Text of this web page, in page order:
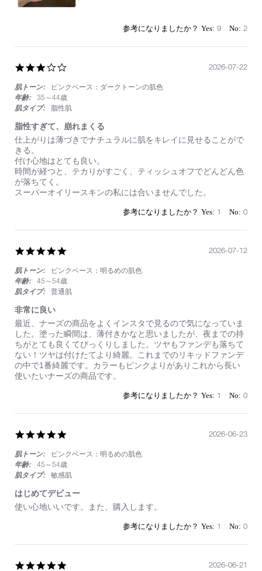
9 2
rating
肌トーン:
ピンクベース：ダークトーンの肌色
年齢:
35～44歳
肌タイプ:
脂性肌
脂性すぎて、崩れまくる
Review
by
on
22
Jul
2026
review
stating
脂
性
す
ぎ
て、
ま
る
仕上がりは薄づきでナチュラルに肌をキレイに見せることがで
きる。
付け心地はとても良い。
時間が経つと、テカりがすごく、ティッシュオフでどんどん色
が落ちてく。
スーパーオイリースキンの私には合いませんでした。
2026-07-22
1 0
rating
肌トーン:
ピンクベース：明るめの肌色
年齢:
45～54歳
肌タイプ:
普通肌
非常に良い
Review
by
on
12
Jul
2026
review
stating
非
常
に
良
い
最近、ナーズの商品をよくインスタで見るので気になっていま
した。塗った瞬間は、薄付きかなと思いましたが、夜までの持
ちがとても良くてびっくりしました。ツヤもファンデも落ちて
ない！ツヤは付けたてより綺麗。これまでのリキッドファンデ
の中で1番綺麗です。カラーもピンクよりがありこれから長い
使いたいナーズの商品です。
2026-07-12
1 0
rating
肌トーン:
ピンクベース：明るめの肌色
年齢:
45～54歳
肌タイプ:
敏感肌
はじめてデビュー
Review
Jun
review
め
デ
使い心地いいです。また、購入します。
2026-06-23
1 0
2026-06-21